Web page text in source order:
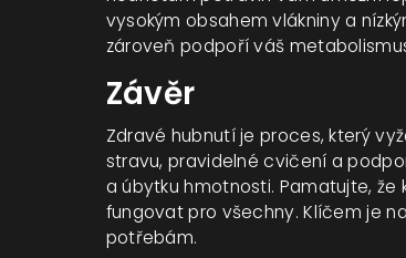
vysokým obsahem vlákniny a
zároveň podpoří váš
Závěr
Zdravé hubnutí je proces, který
stravu, pravidelné cvičení a
a úbytku hmotnosti. Pamatujte,
fungovat pro všechny. Klíčem je
potřebám.